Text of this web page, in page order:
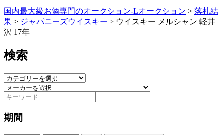
国内最大級お酒専門のオークション-Lオークション > 落札結
果 > ジャパニーズウイスキー > ウイスキー メルシャン 軽井
沢 17年
検索
期間